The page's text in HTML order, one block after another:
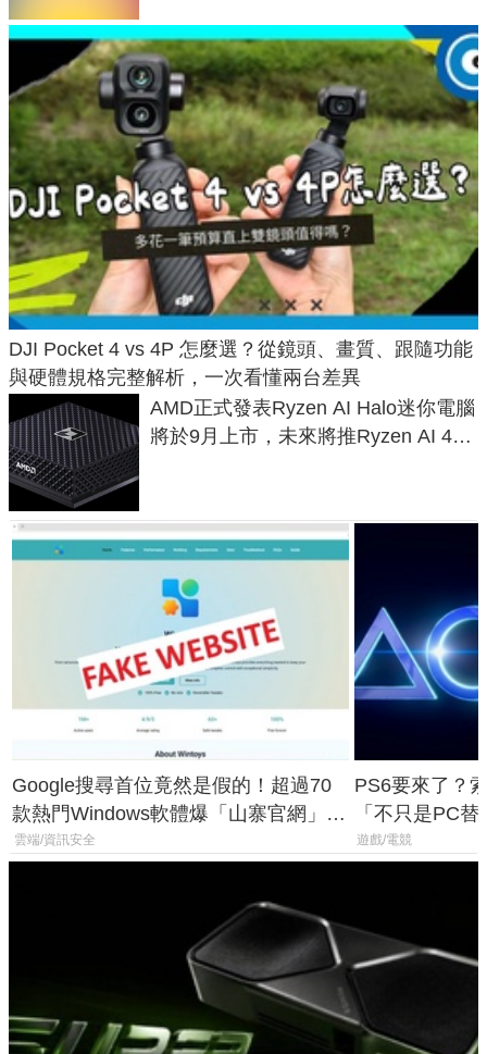
DJI Pocket 4 vs 4P 怎麼選？從鏡頭、畫質、跟隨功能
與硬體規格完整解析，一次看懂兩台差異
AMD正式發表Ryzen AI Halo迷你電腦
將於9月上市，未來將推Ryzen AI 400
Google搜尋首位竟然是假的！超過70
款熱門Windows軟體爆「山寨官網」危
機
雲端/資訊安全
PS6要來了？
「不只是PC
廳、進軍電競
遊戲/電競